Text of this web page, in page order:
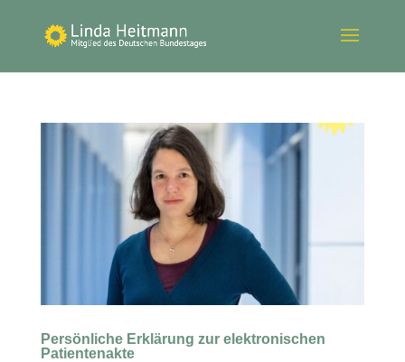
Persönliche Erklärung zur elektronischen
Patientenakte